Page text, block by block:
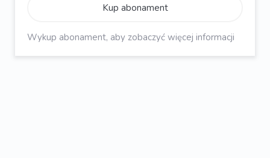
Kup abonament
Wykup abonament, aby zobaczyć więcej informacji